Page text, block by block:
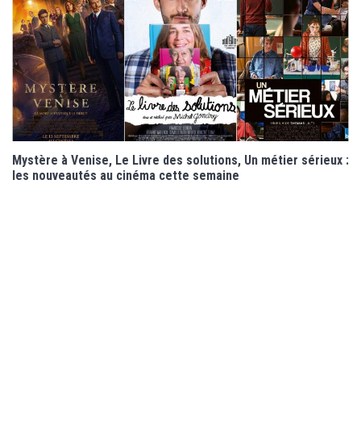
Mystère à Venise, Le Livre des solutions, Un métier sérieux :
les nouveautés au cinéma cette semaine